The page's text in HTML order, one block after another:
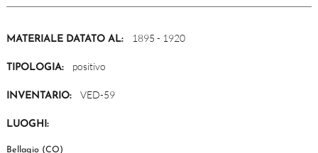
MATERIALE DATATO AL: 1895 - 1920
TIPOLOGIA: positivo
INVENTARIO: VED-59
LUOGHI:
Bellagio (CO)